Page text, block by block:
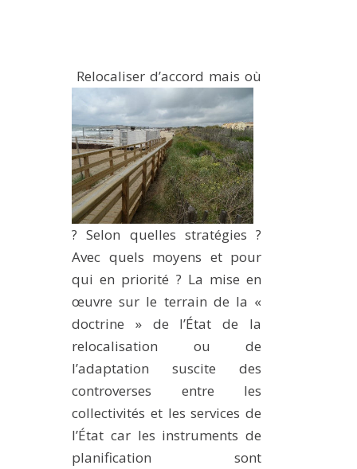
Relocaliser d’accord mais où
? Selon quelles stratégies ?
Avec quels moyens et pour
qui en priorité ? La mise en
œuvre sur le terrain de la «
doctrine » de l’État de la
relocalisation ou de
l’adaptation suscite des
controverses entre les
collectivités et les services de
l’État car les instruments de
planification sont